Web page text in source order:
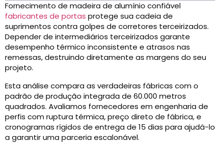
Fornecimento de madeira de alumínio confiável
fabricantes de portas protege sua cadeia de
suprimentos contra golpes de corretores terceirizados.
Depender de intermediários terceirizados garante
desempenho térmico inconsistente e atrasos nas
remessas, destruindo diretamente as margens do seu
projeto.
Esta análise compara as verdadeiras fábricas com o
padrão de produção integrada de 60.000 metros
quadrados. Avaliamos fornecedores em engenharia de
perfis com ruptura térmica, preço direto de fábrica, e
cronogramas rígidos de entrega de 15 dias para ajudá-lo
a garantir uma parceria escalonável.